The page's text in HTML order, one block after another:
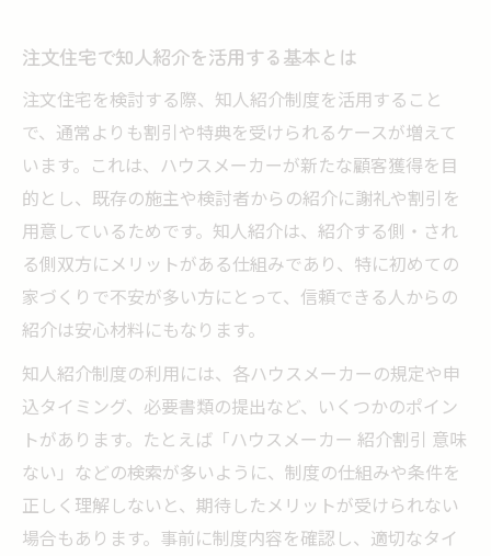
注文住宅の知人紹介制度はなぜお得なのか
法
注文住宅の紹介割引を最大化するポイント
紹介制度利用時の注文住宅に関する注意事
項
注文住宅における紹介キャンペーンの最新
動向
紹介制度の仕組みと注文住宅のメリット徹底解
説
注文住宅の紹介制度の基本的な仕組みを解
説
知人紹介による注文住宅のメリットを徹底
分析
注文住宅で紹介割引が受けられる理由とは
注文住宅で知人紹介を活用する基本とは
注文住宅を検討する際、知人紹介制度を活用すること
で、通常よりも割引や特典を受けられるケースが増えて
います。これは、ハウスメーカーが新たな顧客獲得を目
的とし、既存の施主や検討者からの紹介に謝礼や割引を
用意しているためです。知人紹介は、紹介する側・され
る側双方にメリットがある仕組みであり、特に初めての
家づくりで不安が多い方にとって、信頼できる人からの
紹介は安心材料にもなります。
知人紹介制度の利用には、各ハウスメーカーの規定や申
込タイミング、必要書類の提出など、いくつかのポイン
トがあります。たとえば「ハウスメーカー 紹介割引 意味
ない」などの検索が多いように、制度の仕組みや条件を
正しく理解しないと、期待したメリットが受けられない
場合もあります。事前に制度内容を確認し、適切なタイ